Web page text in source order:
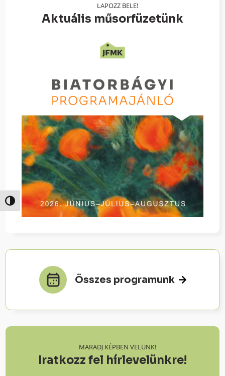
Nagy kontraszt váltása
LAPOZZ BELE!
Aktuális műsorfüzetünk
Összes programunk
MARADJ KÉPBEN VELÜNK!
Iratkozz fel hírlevelünkre!